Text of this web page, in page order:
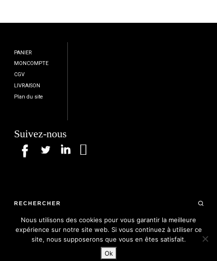
PANIER
MONCOMPTE
CGV
LIVRAISON
Plan du site
Suivez-nous
RECHERCHER
– Tous droits réservés
Nous utilisons des cookies pour vous garantir la meilleure
expérience sur notre site web. Si vous continuez à utiliser ce
site, nous supposerons que vous en êtes satisfait.
Ok